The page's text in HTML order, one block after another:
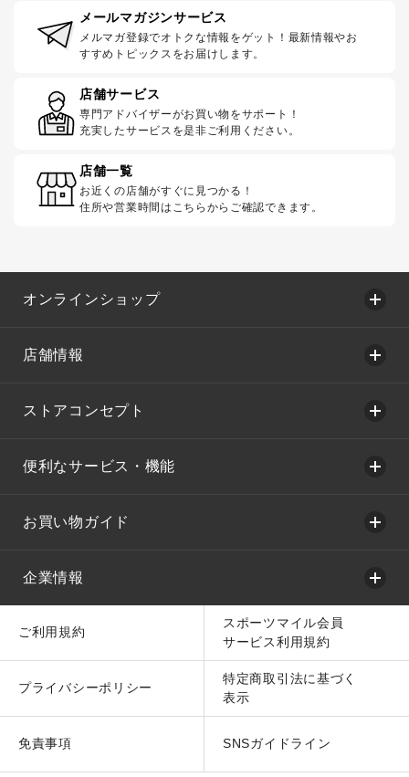
メールマガジンサービス
メルマガ登録でオトクな情報をゲット！最新情報やお
すすめトピックスをお届けします。
店舗サービス
専門アドバイザーがお買い物をサポート！
充実したサービスを是非ご利用ください。
店舗一覧
お近くの店舗がすぐに見つかる！
住所や営業時間はこちらからご確認できます。
オンラインショップ
店舗情報
ストアコンセプト
便利なサービス・機能
お買い物ガイド
企業情報
ご利用規約
スポーツマイル会員
サービス利用規約
プライバシーポリシー
特定商取引法に基づく
表示
免責事項 SNSガイドライン